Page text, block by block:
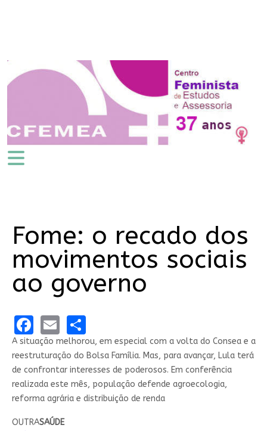
Fome: o recado dos
movimentos sociais
ao governo
Facebook
EmailShare
A situação melhorou, em especial com a volta do Consea e a
reestruturação do Bolsa Família. Mas, para avançar, Lula terá
de confrontar interesses de poderosos. Em conferência
realizada este mês, população defende agroecologia,
reforma agrária e distribuição de renda
OUTRASAÚDE